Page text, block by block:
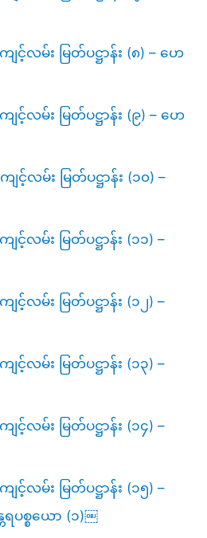
င့်လမ်း မြတ်ပဋ္ဌာန်း (၈) – ဟေ
င့်လမ်း မြတ်ပဋ္ဌာန်း (၉) – ဟေ
င့်လမ်း မြတ်ပဋ္ဌာန်း (၁၀) –
င့်လမ်း မြတ်ပဋ္ဌာန်း (၁၁) –
င့်လမ်း မြတ်ပဋ္ဌာန်း (၁၂) –
င့်လမ်း မြတ်ပဋ္ဌာန်း (၁၃) –
င့်လမ်း မြတ်ပဋ္ဌာန်း (၁၄) –
င့်လမ်း မြတ်ပဋ္ဌာန်း (၁၅) –
ရပစ္စယော (၁)￼